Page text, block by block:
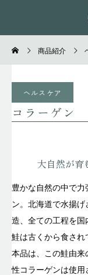
商品紹介
ヘルスケア
コラーゲン
大自然が育
豊かな自然の中で
ン。北海道で水揚
造、全ての工程を国
鮭は古くから食され
本品は、この鮭由
性コラーゲンは使用